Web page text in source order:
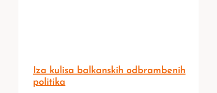
Iza kulisa balkanskih odbrambenih
politika